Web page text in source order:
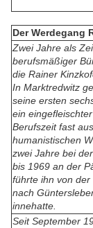
Der Werdegang
Zwei Jahre als
berufsmäßiger
die Rainer
In Marktredwitz
seine ersten
ein
Berufszeit fast
humanistischen
zwei Jahre bei
bis 1969 an der
führte ihn von
nach
innehatte.
Seit September